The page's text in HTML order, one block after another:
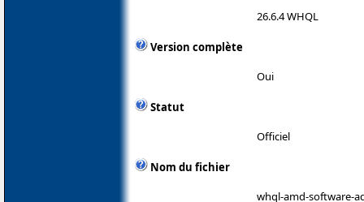
26.6.4 WHQL
Version complète
Oui
Statut
Officiel
Nom du fichier
whql-amd-software-